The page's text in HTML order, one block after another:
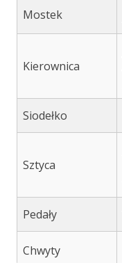
Mostek
Kierownica
Siodełko
Sztyca
Pedały
Chwyty